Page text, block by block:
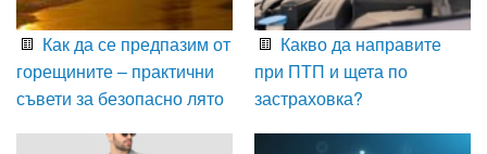
Как да се предпазим от
горещините – практични
съвети за безопасно лято
Какво да направите
при ПТП и щета по
застраховка?